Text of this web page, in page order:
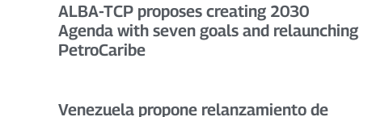
ALBA-TCP proposes creating 2030
Agenda with seven goals and relaunching
PetroCaribe
Venezuela propone relanzamiento de